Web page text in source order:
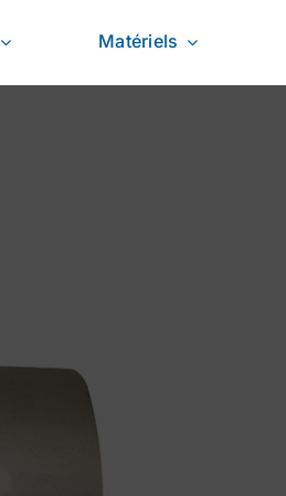
Matériels